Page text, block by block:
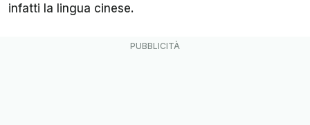
infatti la lingua cinese.